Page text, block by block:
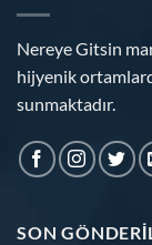
Nereye Gitsin
hijyenik
sunmaktadır.
SON